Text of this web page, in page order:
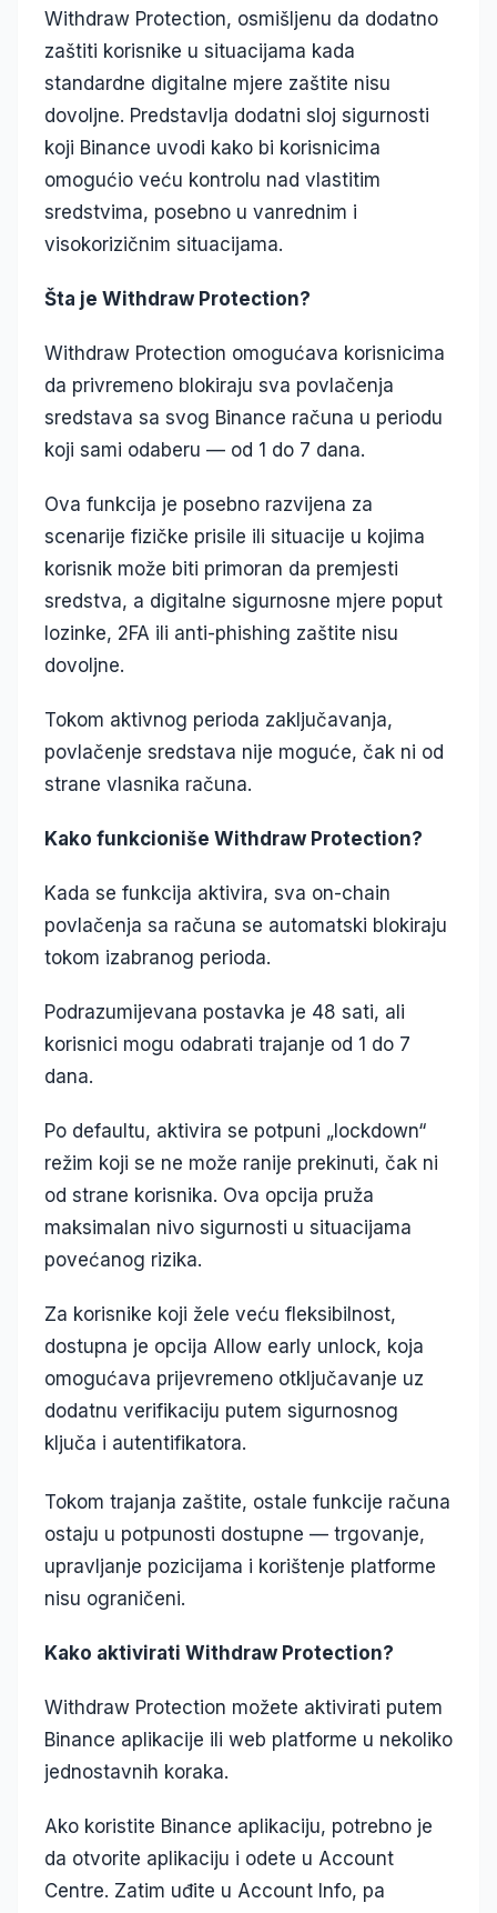
Withdraw Protection, osmišljenu da dodatno
zaštiti korisnike u situacijama kada
standardne digitalne mjere zaštite nisu
dovoljne. Predstavlja dodatni sloj sigurnosti
koji Binance uvodi kako bi korisnicima
omogućio veću kontrolu nad vlastitim
sredstvima, posebno u vanrednim i
visokorizičnim situacijama.
Šta je Withdraw Protection?
Withdraw Protection omogućava korisnicima
da privremeno blokiraju sva povlačenja
sredstava sa svog Binance računa u periodu
koji sami odaberu — od 1 do 7 dana.
Ova funkcija je posebno razvijena za
scenarije fizičke prisile ili situacije u kojima
korisnik može biti primoran da premjesti
sredstva, a digitalne sigurnosne mjere poput
lozinke, 2FA ili anti-phishing zaštite nisu
dovoljne.
Tokom aktivnog perioda zaključavanja,
povlačenje sredstava nije moguće, čak ni od
strane vlasnika računa.
Kako funkcioniše Withdraw Protection?
Kada se funkcija aktivira, sva on-chain
povlačenja sa računa se automatski blokiraju
tokom izabranog perioda.
Podrazumijevana postavka je 48 sati, ali
korisnici mogu odabrati trajanje od 1 do 7
dana.
Po defaultu, aktivira se potpuni „lockdown“
režim koji se ne može ranije prekinuti, čak ni
od strane korisnika. Ova opcija pruža
maksimalan nivo sigurnosti u situacijama
povećanog rizika.
Za korisnike koji žele veću fleksibilnost,
dostupna je opcija Allow early unlock, koja
omogućava prijevremeno otključavanje uz
dodatnu verifikaciju putem sigurnosnog
ključa i autentifikatora.
Tokom trajanja zaštite, ostale funkcije računa
ostaju u potpunosti dostupne — trgovanje,
upravljanje pozicijama i korištenje platforme
nisu ograničeni.
Kako aktivirati Withdraw Protection?
Withdraw Protection možete aktivirati putem
Binance aplikacije ili web platforme u nekoliko
jednostavnih koraka.
Ako koristite Binance aplikaciju, potrebno je
da otvorite aplikaciju i odete u Account
Centre. Zatim uđite u Account Info, pa